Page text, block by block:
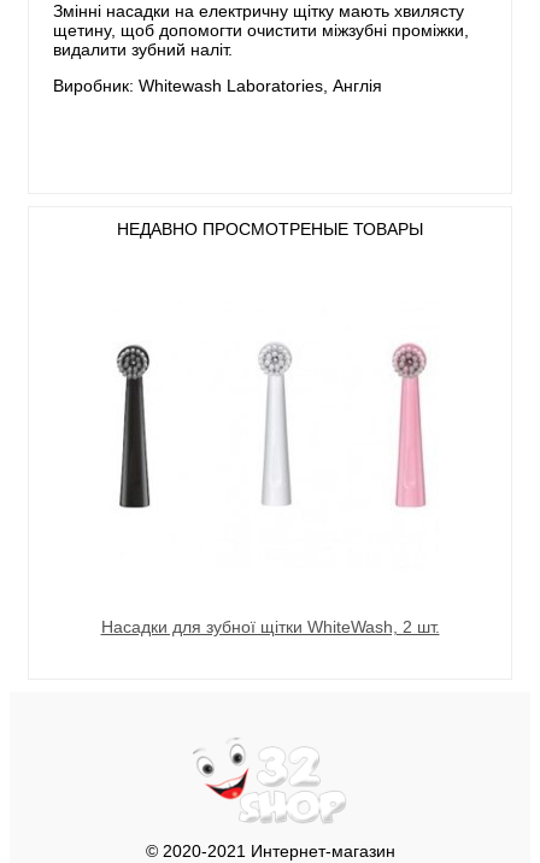
Змінні насадки на електричну щітку мають хвилясту
щетину, щоб допомогти очистити міжзубні проміжки,
видалити зубний наліт.
Виробник: Whitewash Laboratories, Англія
НЕДАВНО ПРОСМОТРЕНЫЕ ТОВАРЫ
Насадки для зубної щітки WhiteWash, 2 шт.
© 2020-2021 Интернет-магазин